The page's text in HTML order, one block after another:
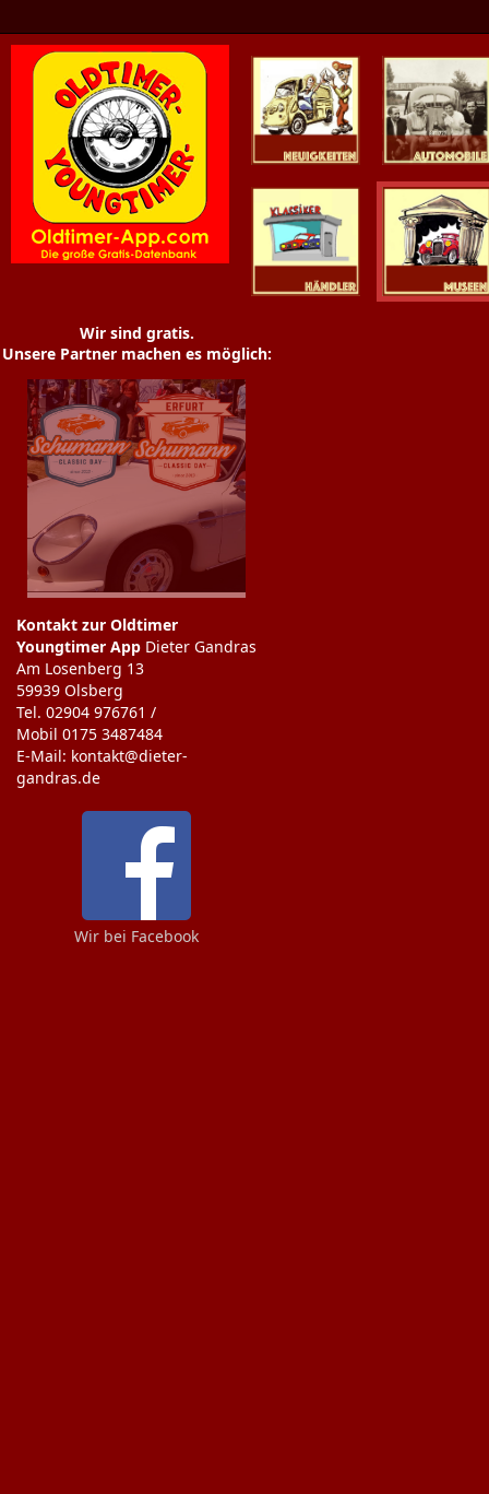
Oldtimer
Youngtimer
Wir sind gratis.
Unsere Partner machen es möglich:
Kontakt zur Oldtimer
Youngtimer App Dieter Gandras
Am Losenberg 13
59939 Olsberg
Tel. 02904 976761 /
Mobil 0175 3487484
E-Mail: kontakt@dieter-
gandras.de
Wir bei Facebook